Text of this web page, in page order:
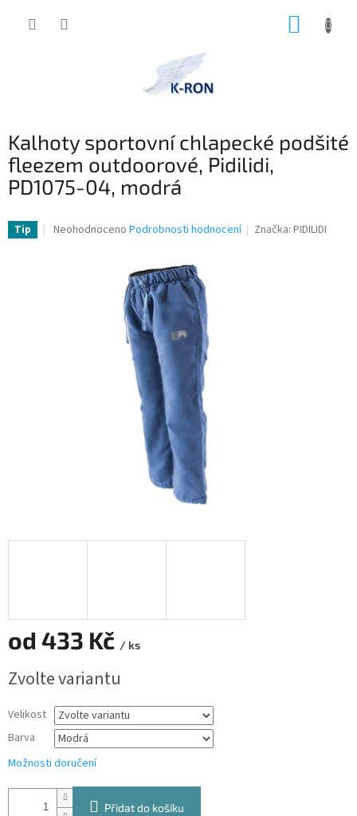
Kalhoty sportovní chlapecké podšité
fleezem outdoorové, Pidilidi,
PD1075-04, modrá
Tip
Průměrné
Neohodnoceno Podrobnosti hodnocení Značka:PIDILIDI
od 433 Kč / ks
cena:
Zvolte variantu
Velikost
Barva
Možnosti doručení
Přidat do košíku